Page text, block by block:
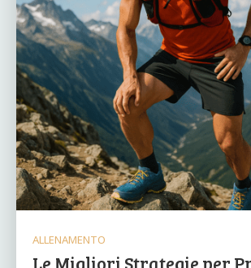
ALLENAMENTO